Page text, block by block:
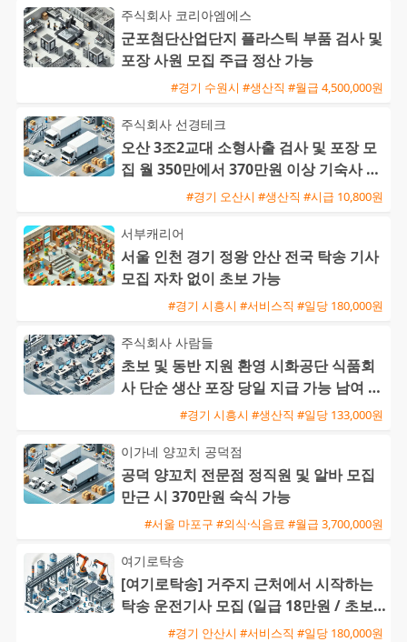
주식회사 코리아엠에스
군포첨단산업단지 플라스틱 부품 검사 및
포장 사원 모집 주급 정산 가능
#경기 수원시 #생산직 #월급 4,500,000원
주식회사 선경테크
오산 3조2교대 소형사출 검사 및 포장 모
집 월 350만에서 370만원 이상 기숙사 지
원 및 통근버스 운행
#경기 오산시 #생산직 #시급 10,800원
서부캐리어
서울 인천 경기 정왕 안산 전국 탁송 기사
모집 자차 없이 초보 가능
#경기 시흥시 #서비스직 #일당 180,000원
주식회사 사람들
초보 및 동반 지원 환영 시화공단 식품회
사 단순 생산 포장 당일 지급 가능 남여 사
#경기 시흥시 #생산직 #일당 133,000원
이가네 양꼬치 공덕점
공덕 양꼬치 전문점 정직원 및 알바 모집
만근 시 370만원 숙식 가능
#서울 마포구 #외식·식음료 #월급 3,700,000원
여기로탁송
[여기로탁송] 거주지 근처에서 시작하는
탁송 운전기사 모집 (일급 18만원 / 초보
및 외국인 가능)
#경기 안산시 #서비스직 #일당 180,000원